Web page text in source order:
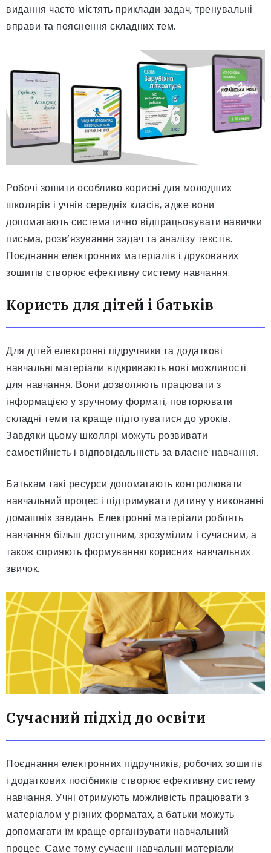
видання часто містять приклади задач, тренувальні
вправи та пояснення складних тем.
Робочі зошити особливо корисні для молодших
школярів і учнів середніх класів, адже вони
допомагають систематично відпрацьовувати навички
письма, розв’язування задач та аналізу текстів.
Поєднання електронних матеріалів і друкованих
зошитів створює ефективну систему навчання.
Користь для дітей і батьків
Для дітей електронні підручники та додаткові
навчальні матеріали відкривають нові можливості
для навчання. Вони дозволяють працювати з
інформацією у зручному форматі, повторювати
складні теми та краще підготуватися до уроків.
Завдяки цьому школярі можуть розвивати
самостійність і відповідальність за власне навчання.
Батькам такі ресурси допомагають контролювати
навчальний процес і підтримувати дитину у виконанні
домашніх завдань. Електронні матеріали роблять
навчання більш доступним, зрозумілим і сучасним, а
також сприяють формуванню корисних навчальних
звичок.
Сучасний підхід до освіти
Поєднання електронних підручників, робочих зошитів
і додаткових посібників створює ефективну систему
навчання. Учні отримують можливість працювати з
матеріалом у різних форматах, а батьки можуть
допомагати їм краще організувати навчальний
процес. Саме тому сучасні навчальні матеріали